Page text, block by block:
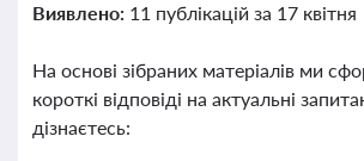
Виявлено: 11 публікацій за 17 квітня
На основі зібраних матеріалів ми
короткі відповіді на актуальні
дізнаєтесь: